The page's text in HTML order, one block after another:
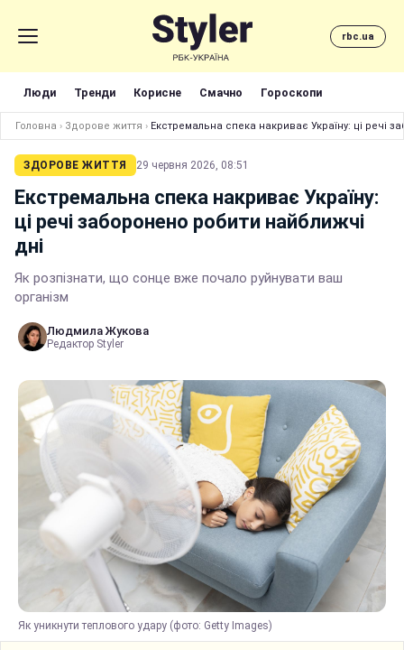
rbc.ua
Люди Тренди Корисне Смачно Гороскопи
Головна › Здорове життя › Екстремальна спека накриває Україну: ці речі
ЗДОРОВЕ ЖИТТЯ 29 червня 2026, 08:51
Екстремальна спека накриває Україну:
ці речі заборонено робити найближчі
дні
Як розпізнати, що сонце вже почало руйнувати ваш
організм
Людмила Жукова
Редактор Styler
Як уникнути теплового удару (фото: Getty Images)